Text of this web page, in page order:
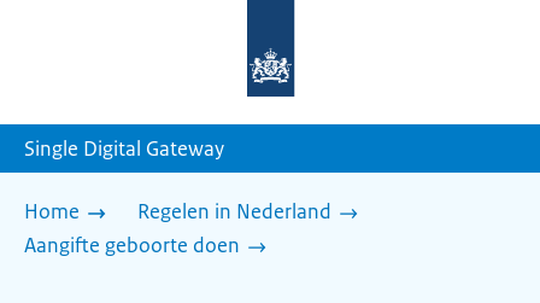
homepage
Single Digital Gateway
Home
Regelen in Nederland
Aangifte geboorte doen